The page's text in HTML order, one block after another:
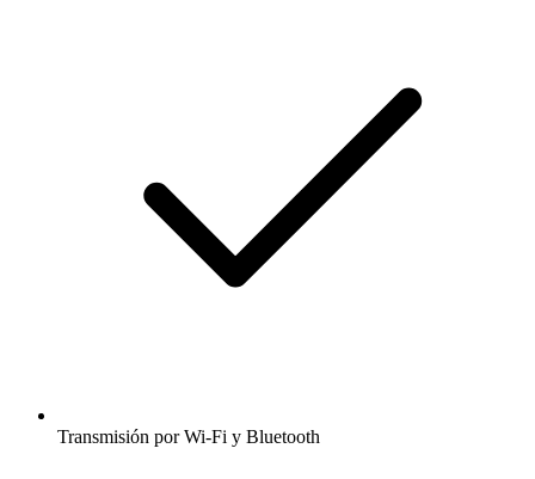
Transmisión por Wi-Fi y Bluetooth